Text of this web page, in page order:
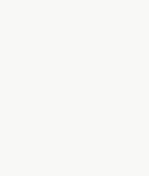
знак. У вас много
которая может привести
планеты Венеры.
Зодиака: астры.
себя от